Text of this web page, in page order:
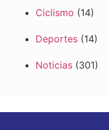
Ciclismo (14)
Deportes (14)
Noticias (301)